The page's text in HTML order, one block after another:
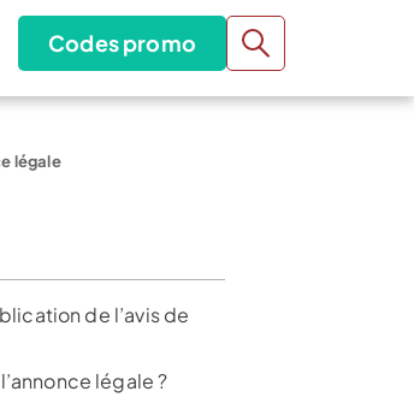
Codes promo
légale
de l’avis de
légale ?